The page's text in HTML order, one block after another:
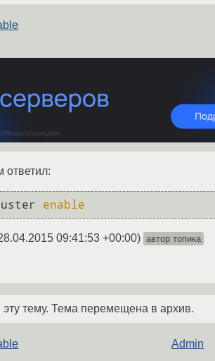
ответил:
enable
09:41:53 +00:00) автор топика
тему. Тема перемещена в архив.
Admin